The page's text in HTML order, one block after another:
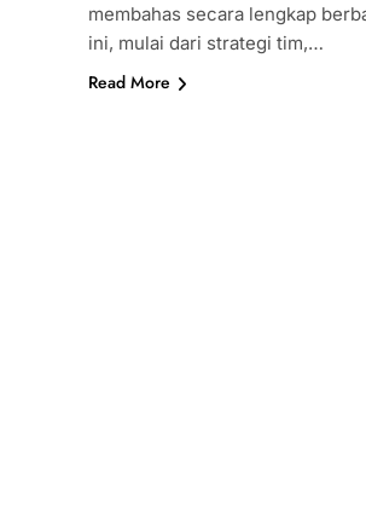
membahas secara lengkap
ini, mulai dari strategi tim,…
Read More